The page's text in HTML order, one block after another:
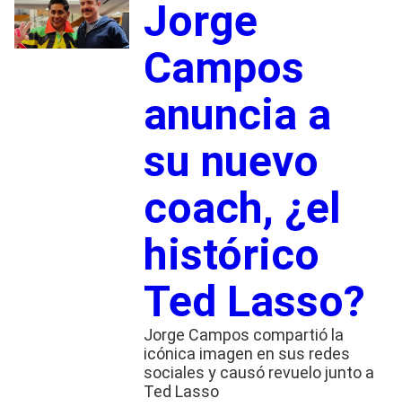
Jorge
Campos
anuncia a
su nuevo
coach, ¿el
histórico
Ted Lasso?
Jorge Campos compartió la
icónica imagen en sus redes
sociales y causó revuelo junto a
Ted Lasso